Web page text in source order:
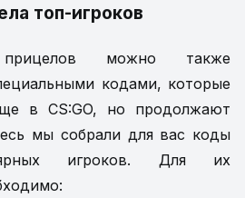
топ-игроков
можно также
кодами, которые
в CS:GO, но продолжают
мы собрали для вас коды
игроков. Для их